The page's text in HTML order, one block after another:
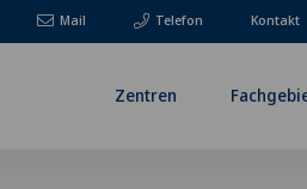
Mail Telefon Kontakt
Zentren